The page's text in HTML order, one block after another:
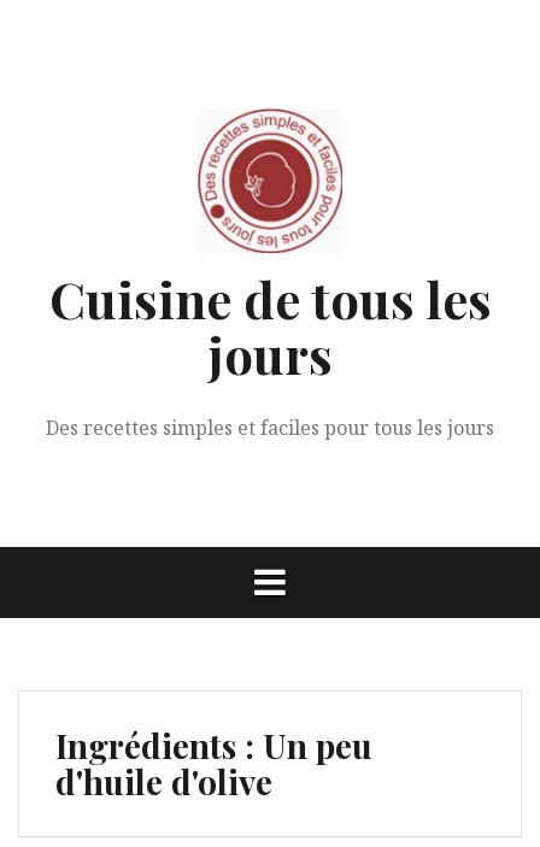
Cuisine de tous les
jours
Des recettes simples et faciles pour tous les jours
Ingrédients : Un peu
d'huile d'olive